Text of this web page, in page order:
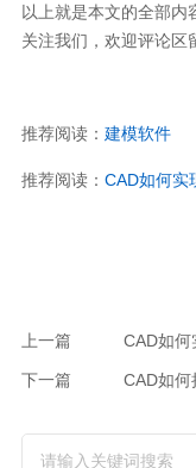
以上就是本文的全部内
关注我们，欢迎评论区
推荐阅读： 建模软件
推荐阅读： CAD如何实
上一篇
下一篇 CAD如何